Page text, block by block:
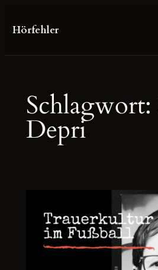
Inhalt
Hörfehler
Schlagwort:
Depri